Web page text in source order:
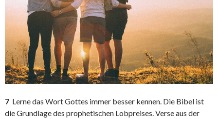
7 Lerne das Wort Gottes immer besser kennen. Die Bibel ist
die Grundlage des prophetischen Lobpreises. Verse aus der